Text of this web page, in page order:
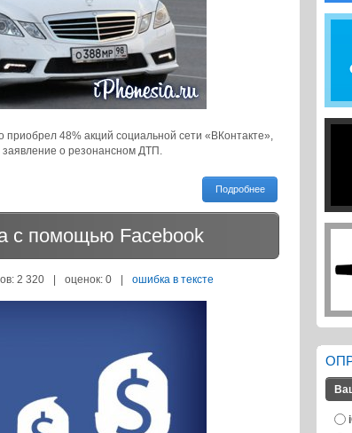
48% акций социальной сети «ВКонтакте»,
о резонансном ДТП.
Подробнее
с помощью Facebook
2 320 | оценок: 0 | ошибка в тексте